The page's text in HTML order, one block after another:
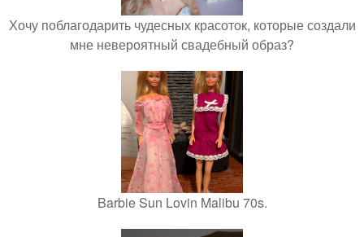
Хочу поблагодарить чудесных красоток, которые создали
мне невероятный свадебный образ?
Barbie Sun Lovin Malibu 70s.